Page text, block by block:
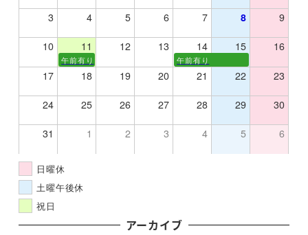
3 4 5 6 7 8 9
10 11 12 13 14 15 16
午前有り 午前有り
17 18 19 20 21 22 23
24 25 26 27 28 29 30
31 1 2 3 4 5 6
日曜休
土曜午後休
祝日
アーカイブ